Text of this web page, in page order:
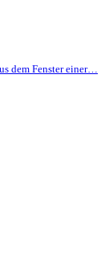
dem Fenster einer…